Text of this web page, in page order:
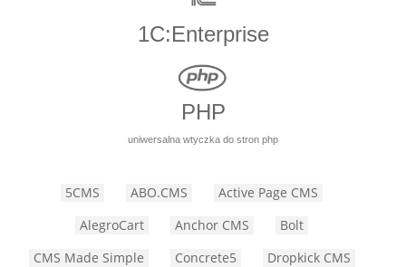
1C:Enterprise
PHP
uniwersalna wtyczka do stron php
5CMS ABO.CMS
Active Page CMS
AlegroCart
Anchor CMS
Bolt
CMS Made Simple
Concrete5
Dropkick CMS